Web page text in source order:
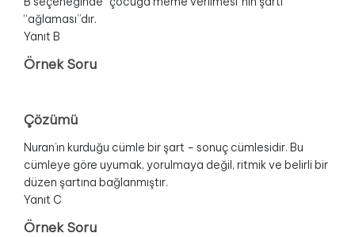
“ağlaması”dır.
Yanıt B
Örnek Soru
Çözümü
Nuran’ın kurduğu cümle bir şart – sonuç cümlesidir. Bu
cümleye göre uyumak, yorulmaya değil, ritmik ve belirli bir
düzen şartına bağlanmıştır.
Yanıt C
Örnek Soru